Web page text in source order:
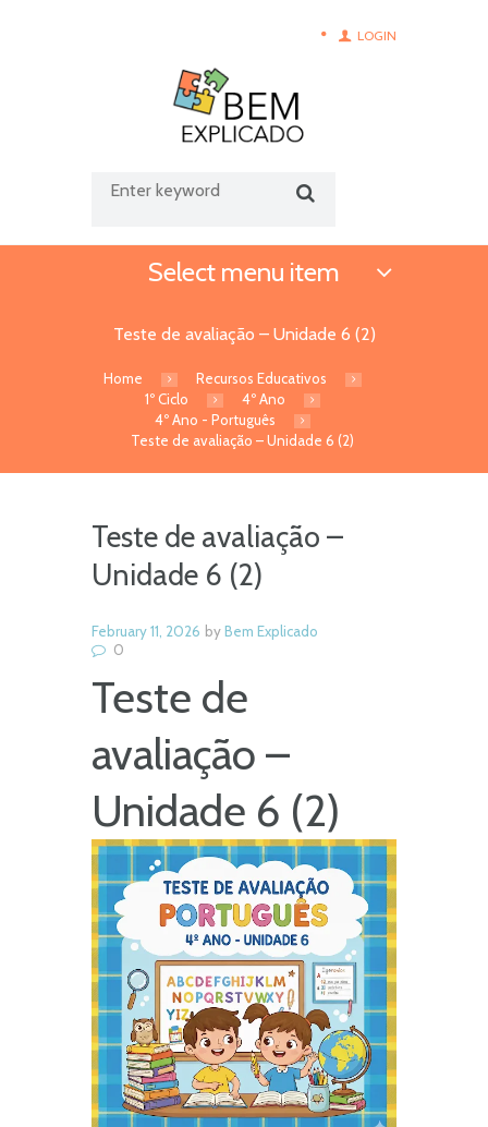
LOGIN
Select menu item
Teste de avaliação – Unidade 6 (2)
Home
Recursos Educativos
1º Ciclo
4º Ano
4º Ano - Português
Teste de avaliação – Unidade 6 (2)
Teste de avaliação –
Unidade 6 (2)
February 11, 2026 byBem Explicado
0
Teste de
avaliação –
Unidade 6 (2)